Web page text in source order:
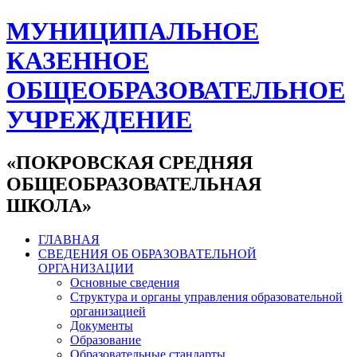
МУНИЦИПАЛЬНОЕ
КАЗЕННОЕ
ОБЩЕОБРАЗОВАТЕЛЬНОЕ
УЧРЕЖДЕНИЕ
«ПОКРОВСКАЯ СРЕДНЯЯ
ОБЩЕОБРАЗОВАТЕЛЬНАЯ
ШКОЛА»
ГЛАВНАЯ
СВЕДЕНИЯ ОБ ОБРАЗОВАТЕЛЬНОЙ
ОРГАНИЗАЦИИ
Основные сведения
Структура и органы управления образовательной
организацией
Документы
Образование
Образовательные стандарты